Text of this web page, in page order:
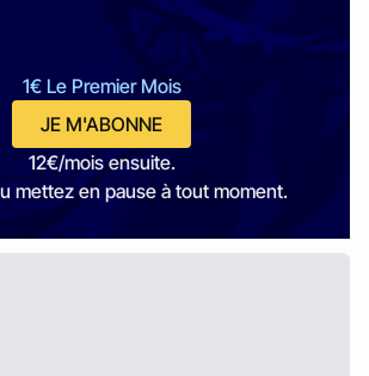
1€ Le Premier Mois
JE M'ABONNE
12€/mois ensuite.
mettez en pause à tout moment.